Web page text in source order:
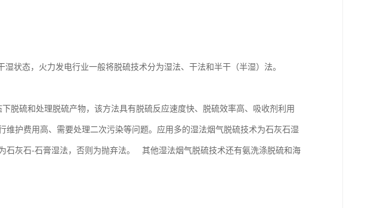
状态，火力发电行业一般将脱硫技术分为湿法、干法和半干（半湿）法。
脱硫和处理脱硫产物，该方法具有脱硫反应速度快、脱硫效率高、吸收剂利用
维护费用高、需要处理二次污染等问题。应用多的湿法烟气脱硫技术为石灰石湿
石灰石-石膏湿法，否则为抛弃法。 其他湿法烟气脱硫技术还有氨洗涤脱硫和海